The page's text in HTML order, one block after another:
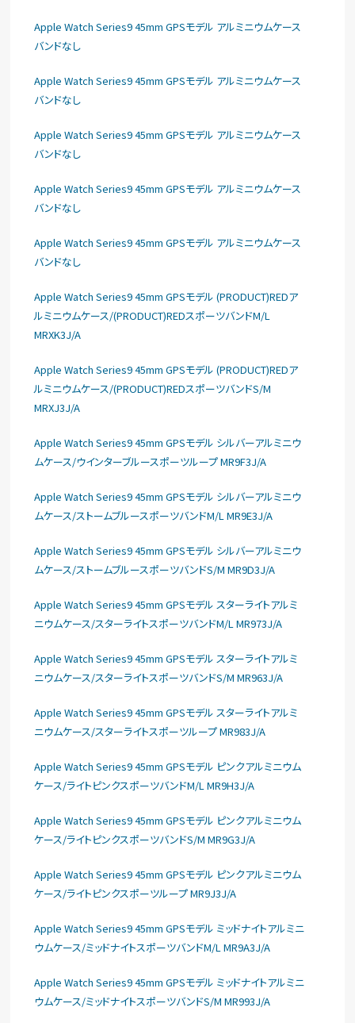
Apple Watch Series9 45mm GPSモデル アルミニウムケース
バンドなし
Apple Watch Series9 45mm GPSモデル アルミニウムケース
バンドなし
Apple Watch Series9 45mm GPSモデル アルミニウムケース
バンドなし
Apple Watch Series9 45mm GPSモデル アルミニウムケース
バンドなし
Apple Watch Series9 45mm GPSモデル アルミニウムケース
バンドなし
Apple Watch Series9 45mm GPSモデル (PRODUCT)REDア
ルミニウムケース/(PRODUCT)REDスポーツバンドM/L
MRXK3J/A
Apple Watch Series9 45mm GPSモデル (PRODUCT)REDア
ルミニウムケース/(PRODUCT)REDスポーツバンドS/M
MRXJ3J/A
Apple Watch Series9 45mm GPSモデル シルバーアルミニウ
ムケース/ウインターブルースポーツループ MR9F3J/A
Apple Watch Series9 45mm GPSモデル シルバーアルミニウ
ムケース/ストームブルースポーツバンドM/L MR9E3J/A
Apple Watch Series9 45mm GPSモデル シルバーアルミニウ
ムケース/ストームブルースポーツバンドS/M MR9D3J/A
Apple Watch Series9 45mm GPSモデル スターライトアルミ
ニウムケース/スターライトスポーツバンドM/L MR973J/A
Apple Watch Series9 45mm GPSモデル スターライトアルミ
ニウムケース/スターライトスポーツバンドS/M MR963J/A
Apple Watch Series9 45mm GPSモデル スターライトアルミ
ニウムケース/スターライトスポーツループ MR983J/A
Apple Watch Series9 45mm GPSモデル ピンクアルミニウム
ケース/ライトピンクスポーツバンドM/L MR9H3J/A
Apple Watch Series9 45mm GPSモデル ピンクアルミニウム
ケース/ライトピンクスポーツバンドS/M MR9G3J/A
Apple Watch Series9 45mm GPSモデル ピンクアルミニウム
ケース/ライトピンクスポーツループ MR9J3J/A
Apple Watch Series9 45mm GPSモデル ミッドナイトアルミニ
ウムケース/ミッドナイトスポーツバンドM/L MR9A3J/A
Apple Watch Series9 45mm GPSモデル ミッドナイトアルミニ
ウムケース/ミッドナイトスポーツバンドS/M MR993J/A